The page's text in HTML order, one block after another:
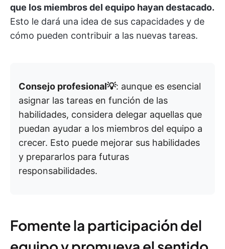
que los miembros del equipo hayan destacado.
Esto le dará una idea de sus capacidades y de
cómo pueden contribuir a las nuevas tareas.
Consejo profesional💡: aunque es esencial
asignar las tareas en función de las
habilidades, considera delegar aquellas que
puedan ayudar a los miembros del equipo a
crecer. Esto puede mejorar sus habilidades
y prepararlos para futuras
responsabilidades.
Fomente la participación del